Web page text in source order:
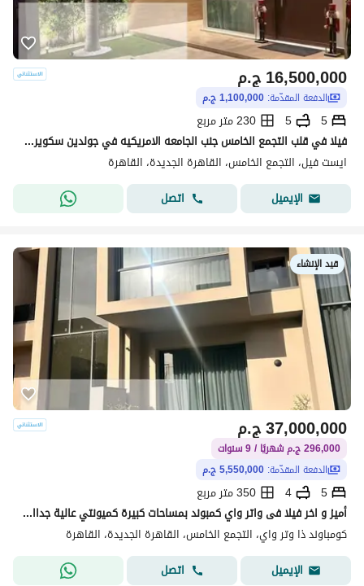
ج.م16,500,000
الدفعة المقدّمة: 1,100,000 ج.م
5
5
230 متر مربع
فيلا في قلب التجمع الخامس جنب الجامعه الامريكيه في جولدين سكوير بالتقسيط لحد 10 سنين
ايست فيل، التجمع الخامس، القاهرة الجديدة، القاهرة
الإيميل
اتصل
قيد الإنشاء
ج.م37,000,000
296,000 ج.م شهريًا / 9 سنوات
الدفعة المقدّمة: 5,550,000 ج.م
5
4
350 متر مربع
أميز و اخر فيلا فى واتر واي كمبوند بمساحات كبيرة كميونتي عالية جدااا ب ( 5 مليون ) كاش
كومباوند ذا وتر واي، التجمع الخامس، القاهرة الجديدة، القاهرة
الإيميل
اتصل